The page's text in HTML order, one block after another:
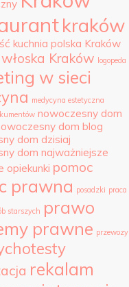
kraków
kuchnia polska Kraków
Kraków logopeda
w sieci
medycyna estetyczna
nowoczesny dom
dom blog
dom dzisiaj
dom najważniejsze
opiekunki pomoc
prawna posadzki praca
starszych prawo
prawne przewozy
rekalam